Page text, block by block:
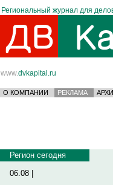
Региональный журнал для
www.dvkapital.ru
О КОМПАНИИ РЕКЛАМА
Регион сегодня
06.08 |